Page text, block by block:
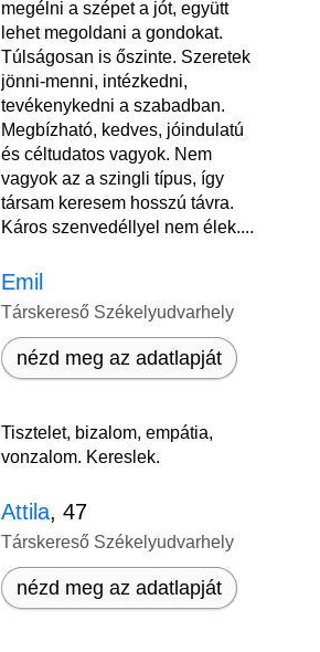
megélni a szépet a jót, együtt
lehet megoldani a gondokat.
Túlságosan is őszinte. Szeretek
jönni-menni, intézkedni,
tevékenykedni a szabadban.
Megbízható, kedves, jóindulatú
és céltudatos vagyok. Nem
vagyok az a szingli típus, így
társam keresem hosszú távra.
Káros szenvedéllyel nem élek....
Emil
Társkereső Székelyudvarhely
nézd meg az adatlapját
Tisztelet, bizalom, empátia,
vonzalom. Kereslek.
Attila, 47
Társkereső Székelyudvarhely
nézd meg az adatlapját